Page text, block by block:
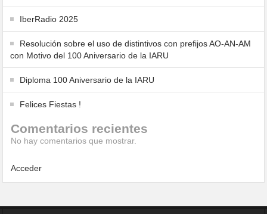
IberRadio 2025
Resolución sobre el uso de distintivos con prefijos AO-AN-AM
con Motivo del 100 Aniversario de la IARU
Diploma 100 Aniversario de la IARU
Felices Fiestas !
Comentarios recientes
No hay comentarios que mostrar.
Acceder